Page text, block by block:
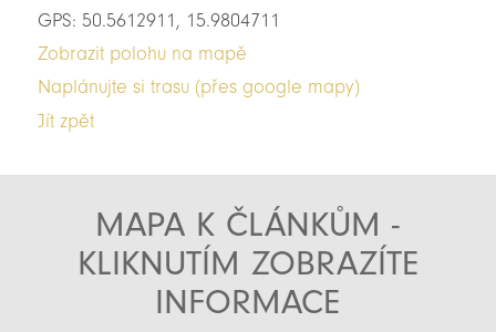
GPS: 50.5612911, 15.9804711
Zobrazit polohu na mapě
Naplánujte si trasu (přes google mapy)
Jít zpět
MAPA K ČLÁNKŮM -
KLIKNUTÍM ZOBRAZÍTE
INFORMACE